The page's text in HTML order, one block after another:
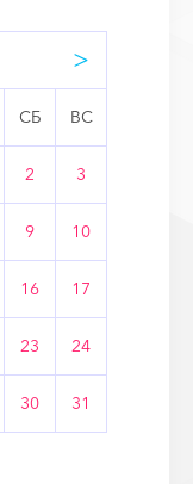
>
СБ ВС
2 3
9 10
16 17
23 24
30 31